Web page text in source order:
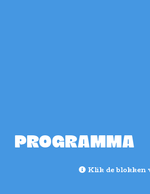
PROGRAMMA
Klik de blokken